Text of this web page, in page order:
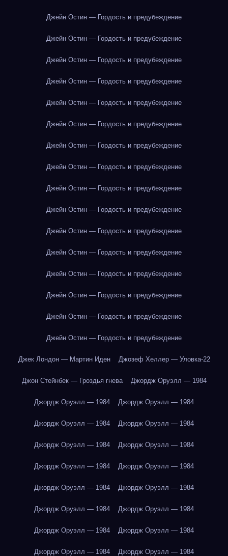
Джейн Остин — Гордость и предубеждение
Джейн Остин — Гордость и предубеждение
Джейн Остин — Гордость и предубеждение
Джейн Остин — Гордость и предубеждение
Джейн Остин — Гордость и предубеждение
Джейн Остин — Гордость и предубеждение
Джейн Остин — Гордость и предубеждение
Джейн Остин — Гордость и предубеждение
Джейн Остин — Гордость и предубеждение
Джейн Остин — Гордость и предубеждение
Джейн Остин — Гордость и предубеждение
Джейн Остин — Гордость и предубеждение
Джейн Остин — Гордость и предубеждение
Джейн Остин — Гордость и предубеждение
Джейн Остин — Гордость и предубеждение
Джейн Остин — Гордость и предубеждение
Джек Лондон — Мартин Иден Джозеф Хеллер — Уловка-22
Джон Стейнбек — Гроздья гнева Джордж Оруэлл — 1984
Джордж Оруэлл — 1984 Джордж Оруэлл — 1984
Джордж Оруэлл — 1984 Джордж Оруэлл — 1984
Джордж Оруэлл — 1984 Джордж Оруэлл — 1984
Джордж Оруэлл — 1984 Джордж Оруэлл — 1984
Джордж Оруэлл — 1984 Джордж Оруэлл — 1984
Джордж Оруэлл — 1984 Джордж Оруэлл — 1984
Джордж Оруэлл — 1984 Джордж Оруэлл — 1984
Джордж Оруэлл — 1984 Джордж Оруэлл — 1984